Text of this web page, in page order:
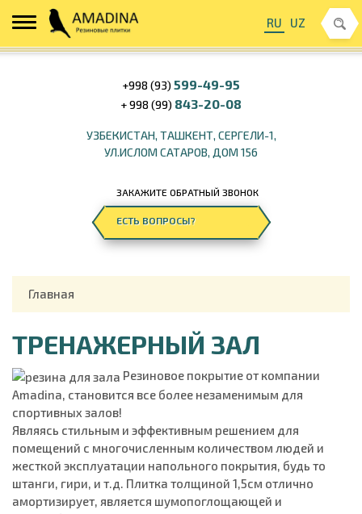
RU UZ
+998 (93)599-49-95
+ 998 (99) 843-20-08
УЗБЕКИСТАН, ТАШКЕНТ, СЕРГЕЛИ-1,
УЛ.ИСЛОМ САТАРОВ, ДОМ 156
ЗАКАЖИТЕ ОБРАТНЫЙ ЗВОНОК
ЕСТЬ ВОПРОСЫ?
Главная
ТРЕНАЖЕРНЫЙ ЗАЛ
Резиновое покрытие от компании
Amadina, становится все более незаменимым для
спортивных залов!
Являясь стильным и эффективным решением для
помещений с многочисленным количеством людей и
жесткой эксплуатации напольного покрытия, будь то
штанги, гири, и т.д. Плитка толщиной 1,5см отлично
амортизирует, является шумопоглощающей и